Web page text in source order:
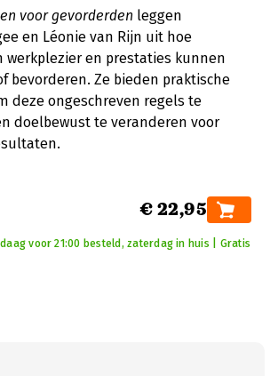
voor gevorderden leggen
en Léonie van Rijn uit hoe
werkplezier en prestaties kunnen
bevorderen. Ze bieden praktische
deze ongeschreven regels te
doelbewust te veranderen voor
€ 22,95
voor 21:00 besteld, zaterdag in huis | Gratis